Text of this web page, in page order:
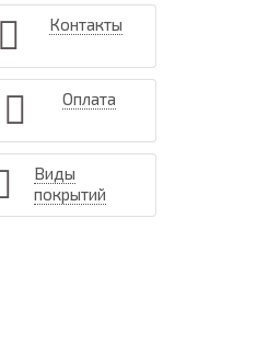
Контакты
Оплата
Виды
покрытий